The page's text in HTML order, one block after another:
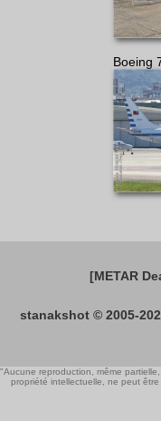
Boeing
[METAR
stanakshot © 2005-
"Aucune reproduction, même
propriété intellectuelle, ne peut